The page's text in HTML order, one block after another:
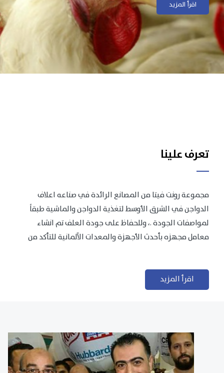
اقرأ المزيداقرأ المزيد
تعرف علينا
مجموعة رونت فيتا من المصانع الرائدة في صناعه اعلاف
الدواجن في الشرق الأوسط لتغذية الدواجن والماشية طبقاً
لمواصفات الجودة .، وللحفاظ على جودة العلف تم انشاء
معامل مجهزه بأحدث الأجهزة والمعدات الآلمانية للتأكد من
اقرأ المزيد